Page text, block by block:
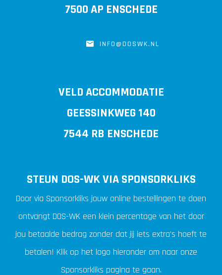
7500 AP ENSCHEDE
INFO@DOSWK.NL
VELD ACCOMMODATIE
GEESSINKWEG 140
7544 RB ENSCHEDE
STEUN DOS-WK VIA SPONSORKLIKS
Door via Sponsorkliks jouw online bestellingen te doen
ontvangt DOS-WK een klein percentage van het door
jou betaalde bedrag zonder dat jij iets extra's hoeft te
betalen! Klik op het logo hieronder om naar onze
Sponsorkliks pagina te gaan.